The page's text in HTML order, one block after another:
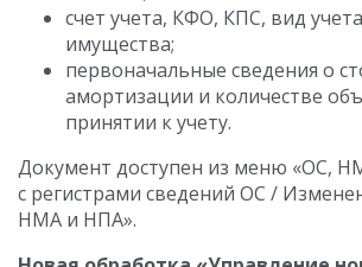
счет учета, КФО, КПС, вид
имущества;
первоначальные сведения о
амортизации и количестве
принятии к учету.
Документ доступен из меню «ОС,
с регистрами сведений ОС /
НМА и НПА».